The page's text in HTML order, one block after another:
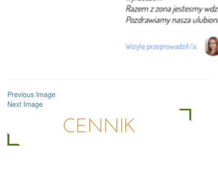
Previous Image
Next Image